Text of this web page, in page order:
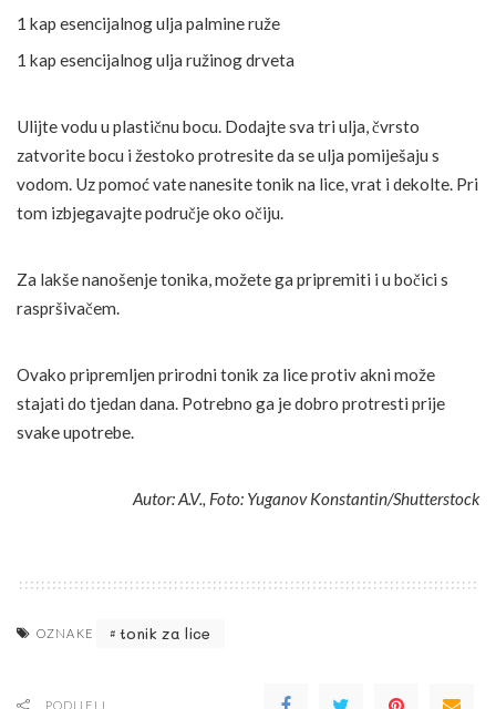
1 kap esencijalnog ulja palmine ruže
1 kap esencijalnog ulja ružinog drveta
Ulijte vodu u plastičnu bocu. Dodajte sva tri ulja, čvrsto
zatvorite bocu i žestoko protresite da se ulja pomiješaju s
vodom. Uz pomoć vate nanesite tonik na lice, vrat i dekolte. Pri
tom izbjegavajte područje oko očiju.
Za lakše nanošenje tonika, možete ga pripremiti i u bočici s
raspršivačem.
Ovako pripremljen prirodni tonik za lice protiv akni može
stajati do tjedan dana. Potrebno ga je dobro protresti prije
svake upotrebe.
Autor: A.V., Foto: Yuganov Konstantin/Shutterstock
OZNAKE tonik za lice
PODIJELI